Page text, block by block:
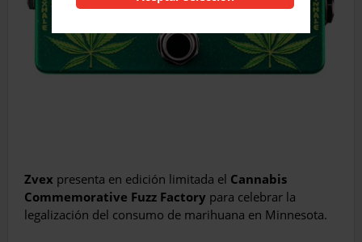
Zvex presenta en edición limitada el Cannabis
Commemorative Fuzz Factory para celebrar la
legalización del consumo de marihuana en Minnesota.